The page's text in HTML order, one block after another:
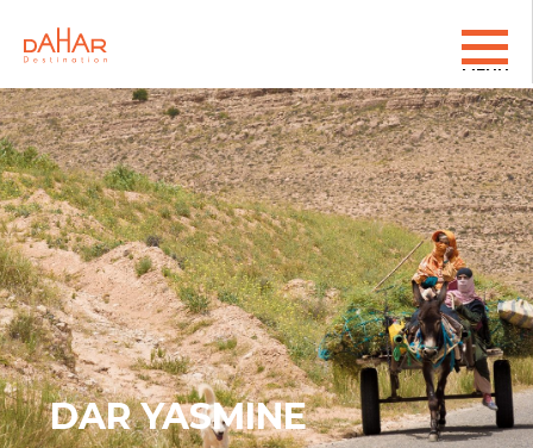
DAR YASMINE